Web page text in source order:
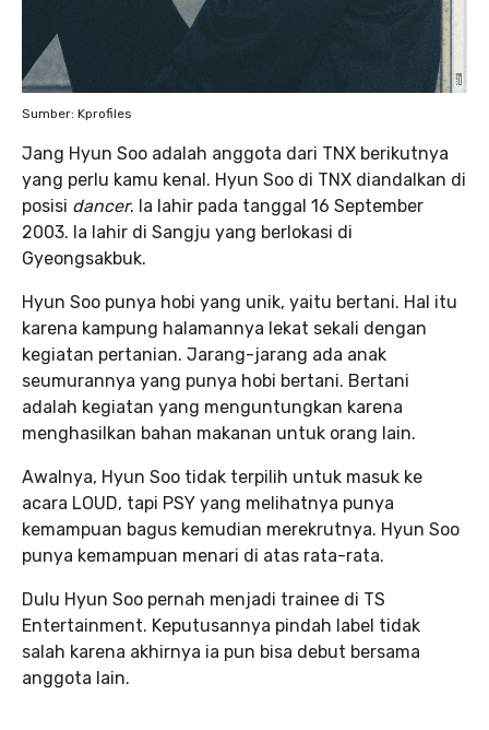
Sumber: Kprofiles
Jang Hyun Soo adalah anggota dari TNX berikutnya
yang perlu kamu kenal. Hyun Soo di TNX diandalkan di
posisi dancer. Ia lahir pada tanggal 16 September
2003. Ia lahir di Sangju yang berlokasi di
Gyeongsakbuk.
Hyun Soo punya hobi yang unik, yaitu bertani. Hal itu
karena kampung halamannya lekat sekali dengan
kegiatan pertanian. Jarang-jarang ada anak
seumurannya yang punya hobi bertani. Bertani
adalah kegiatan yang menguntungkan karena
menghasilkan bahan makanan untuk orang lain.
Awalnya, Hyun Soo tidak terpilih untuk masuk ke
acara LOUD, tapi PSY yang melihatnya punya
kemampuan bagus kemudian merekrutnya. Hyun Soo
punya kemampuan menari di atas rata-rata.
Dulu Hyun Soo pernah menjadi trainee di TS
Entertainment. Keputusannya pindah label tidak
salah karena akhirnya ia pun bisa debut bersama
anggota lain.